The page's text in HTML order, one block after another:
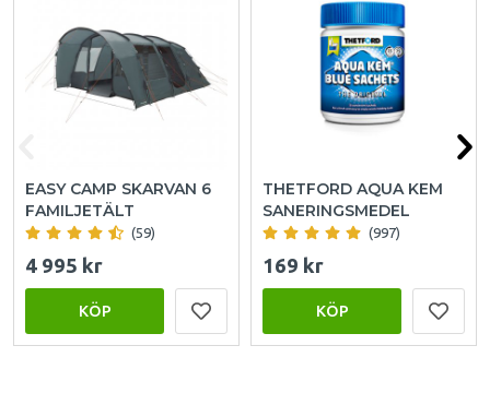
EASY CAMP SKARVAN 6
FAMILJETÄLT
(59)
4 995 kr
KÖP
THETFORD AQUA KEM
SANERINGSMEDEL
(997)
169 kr
KÖP